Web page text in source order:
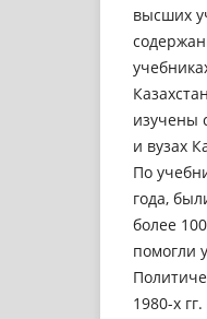
высших
изучены
и вузах
По
года,
более
помогли
1980-х